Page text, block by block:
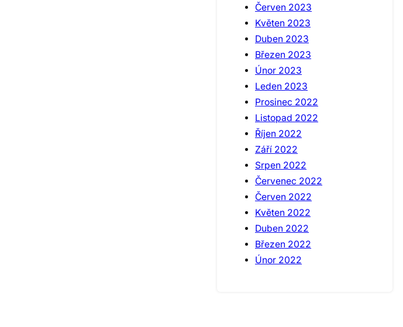
Červen 2023
Květen 2023
Duben 2023
Březen 2023
Únor 2023
Leden 2023
Prosinec 2022
Listopad 2022
Říjen 2022
Září 2022
Srpen 2022
Červenec 2022
Červen 2022
Květen 2022
Duben 2022
Březen 2022
Únor 2022